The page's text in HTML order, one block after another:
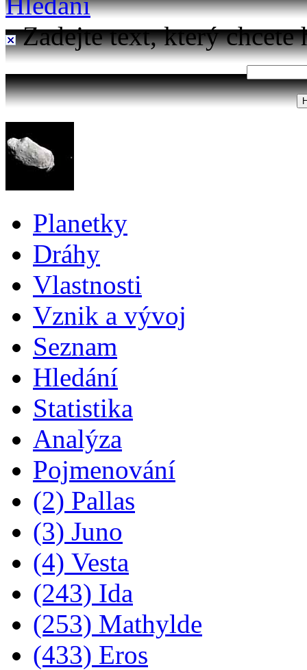
Zadejte text, který chcete
Planetky
Dráhy
Vlastnosti
Vznik a vývoj
Seznam
Hledání
Statistika
Analýza
Pojmenování
(2) Pallas
(3) Juno
(4) Vesta
(243) Ida
(253) Mathylde
(433) Eros